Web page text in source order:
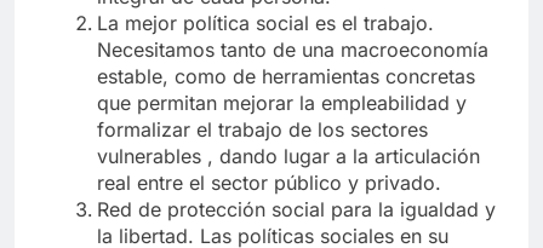
La mejor política social es el trabajo.
Necesitamos tanto de una macroeconomía
estable, como de herramientas concretas
que permitan mejorar la empleabilidad y
formalizar el trabajo de los sectores
vulnerables , dando lugar a la articulación
real entre el sector público y privado.
Red de protección social para la igualdad y
la libertad. Las políticas sociales en su